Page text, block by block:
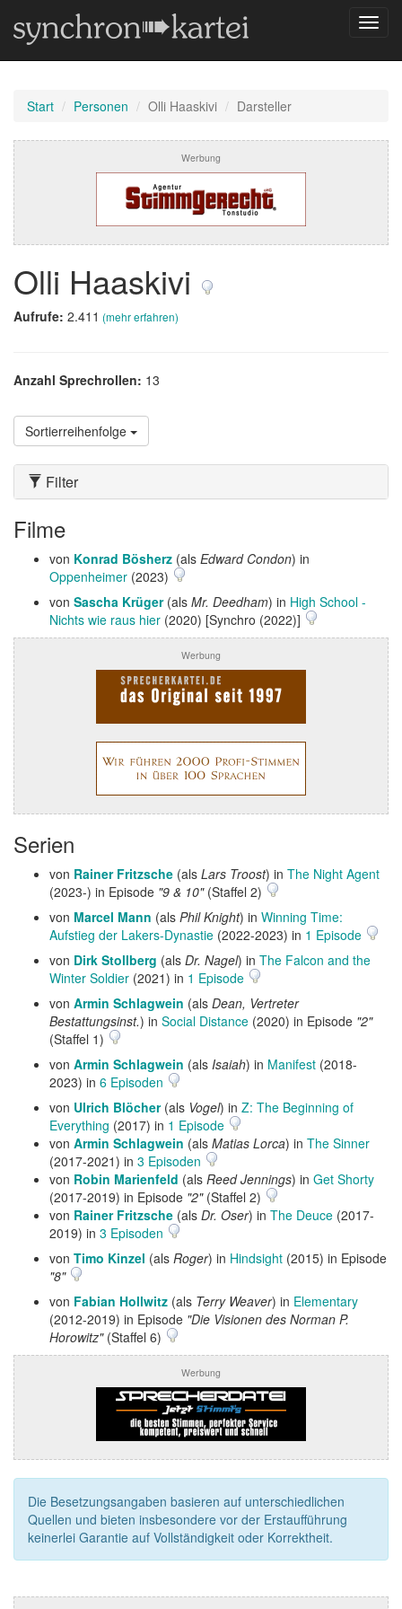
Start Personen Olli Haaskivi Darsteller
Werbung
Olli Haaskivi
Aufrufe: 2.411 (mehr erfahren)
Anzahl Sprechrollen: 13
Sortierreihenfolge
Filter
Filme
von Konrad Bösherz (als Edward Condon) in
Oppenheimer (2023)
von Sascha Krüger(als Mr. Deedham) in High School -
Nichts wie raus hier (2020) [Synchro (2022)]
Werbung
Serien
von Rainer Fritzsche (als Lars Troost) in The Night Agent
(2023-) in Episode "9 & 10"(Staffel 2)
von Marcel Mann (als Phil Knight) in Winning Time:
Aufstieg der Lakers-Dynastie (2022-2023) in 1 Episode
von Dirk Stollberg (als Dr. Nagel) in The Falcon and the
Winter Soldier (2021) in 1 Episode
von Armin Schlagwein (als Dean, Vertreter
Bestattungsinst.) in Social Distance (2020) in Episode "2"
(Staffel 1)
von Armin Schlagwein (als Isaiah) in Manifest (2018-
2023) in 6 Episoden
von Ulrich Blöcher(als Vogel) in Z: The Beginning of
Everything (2017) in 1 Episode
von Armin Schlagwein (als Matias Lorca) in The Sinner
(2017-2021) in 3 Episoden
von Robin Marienfeld (als Reed Jennings) in Get Shorty
(2017-2019) in Episode "2"(Staffel 2)
von Rainer Fritzsche (als Dr. Oser) in The Deuce (2017-
2019) in 3 Episoden
von Timo Kinzel (als Roger) in Hindsight (2015) in Episode
"8"
von Fabian Hollwitz (als Terry Weaver) in Elementary
(2012-2019) in Episode "Die Visionen des Norman P.
Horowitz"(Staffel 6)
Werbung
Die Besetzungsangaben basieren auf unterschiedlichen
Quellen und bieten insbesondere vor der Erstaufführung
keinerlei Garantie auf Vollständigkeit oder Korrektheit.